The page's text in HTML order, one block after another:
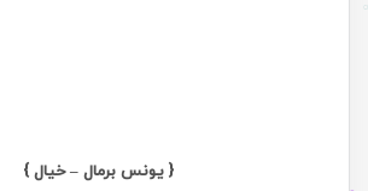
{ یونس برمال – خیال }